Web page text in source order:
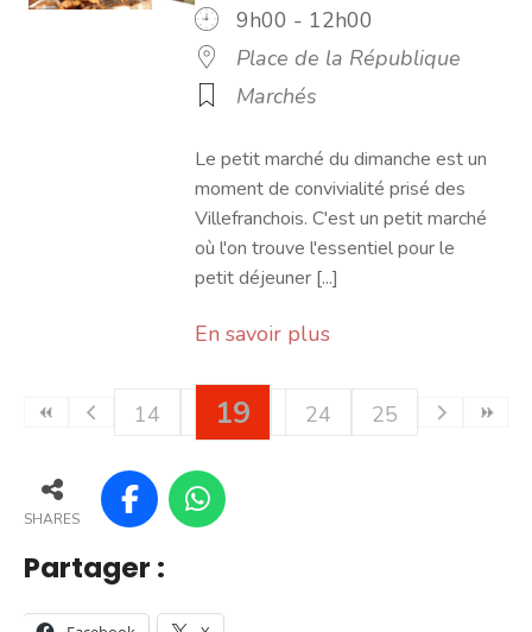
9h00 - 12h00
Place de la République
Marchés
Le petit marché du dimanche est un
moment de convivialité prisé des
Villefranchois. C'est un petit marché
où l'on trouve l'essentiel pour le
petit déjeuner [...]
En savoir plus
14 15 16 17
19 20 22 23
24 25
SHARES
Partager :